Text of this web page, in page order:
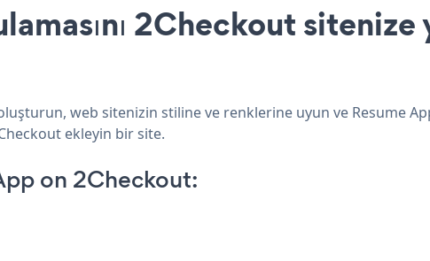
2Checkout
web sitenizin stiline ve renklerine uyun ve Resume
ekleyin bir site.
on 2Checkout: